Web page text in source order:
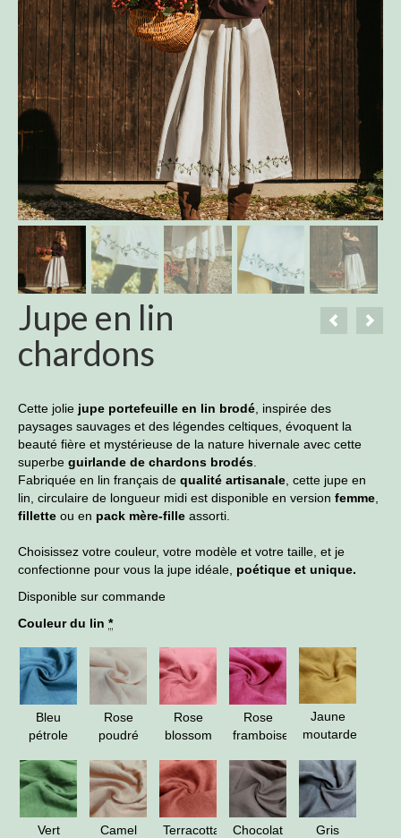
Jupe en lin
chardons
Cette jolie jupe portefeuille en lin brodé , inspirée des
paysages sauvages et des légendes celtiques, évoquent la
beauté fière et mystérieuse de la nature hivernale avec cette
superbe guirlande de chardons brodés
Fabriquée en lin français de qualité artisanale , cette jupe en
lin, circulaire de longueur midi est disponible en version femme
fillette ou en pack mère-fille assorti.
Choisissez votre couleur, votre modèle et votre taille, et je
confectionne pour vous la jupe idéale, poétique et unique.
Disponible sur commande
Couleur du lin *
Bleu
pétrole
Rose
poudré
Rose
blossom
Rose
framboise
Jaune
moutarde
Vert
Camel Terracotta Chocolat
Gris